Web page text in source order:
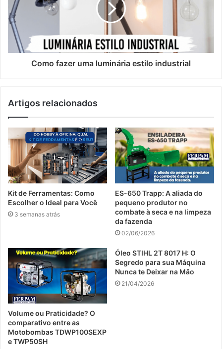
Como fazer uma luminária estilo industrial
Artigos relacionados
Kit de Ferramentas: Como
Escolher o Ideal para Você
3 semanas atrás
ES-650 Trapp: A aliada do
pequeno produtor no
combate à seca e na limpeza
da fazenda
02/06/2026
Volume ou Praticidade? O
comparativo entre as
Motobombas TDWP100SEXP
e TWP50SH
Óleo STIHL 2T 8017 H: O
Segredo para sua Máquina
Nunca te Deixar na Mão
21/04/2026